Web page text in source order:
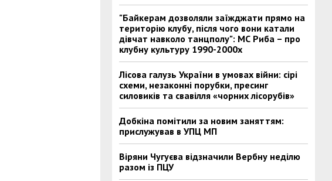
"Байкерам дозволяли заїжджати прямо на
територію клубу, після чого вони катали
дівчат навколо танцполу": МС Риба – про
клубну культуру 1990-2000х
Лісова галузь України в умовах війни: сірі
схеми, незаконні порубки, пресинг
силовиків та свавілля «чорних лісорубів»
Добкіна помітили за новим заняттям:
прислужував в УПЦ МП
Віряни Чугуєва відзначили Вербну неділю
разом із ПЦУ